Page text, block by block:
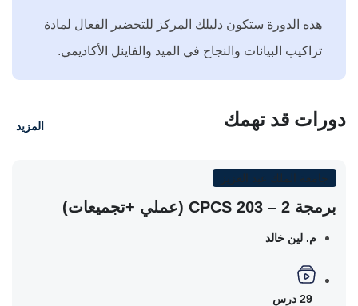
هذه الدورة ستكون دليلك المركز للتحضير الفعال لمادة
تراكيب البيانات والنجاح في الميد والفاينل الأكاديمي.
دورات قد تهمك المزيد
جامعة الملك عبد العزيز
برمجة 2 – CPCS 203 (عملي +تجميعات)
م. لين خالد
29 درس